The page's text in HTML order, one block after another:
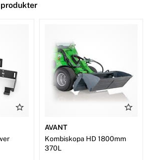
AVANT
Kombiskopa HD 1800mm
370L